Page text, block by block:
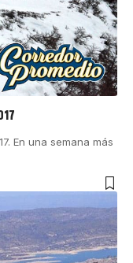
En una semana más